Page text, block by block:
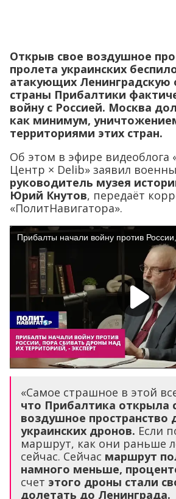
Открыв свое воздушное
пролета украинских
атакующих Ленинградскую
страны Прибалтики
войну с Россией. Москва
как минимум,
территориями этих стран.
Об этом в эфире
Центр × Delib» заявил
руководитель музея
Юрий Кнутов, передаёт
«ПолитНавигатора».
«Самое страшное в этой
что Прибалтика открыла
воздушное пространство
украинских дронов. Если
маршрут, как они раньше
сейчас. Сейчас маршрут
намного меньше,
счет этого дроны стали
долетать до Ленинграда.